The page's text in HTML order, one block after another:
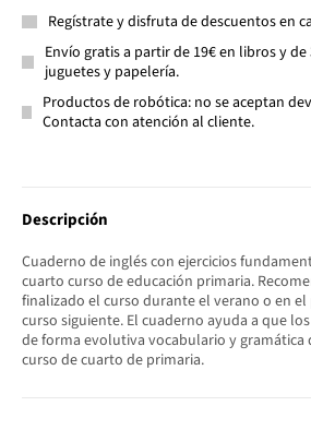
Regístrate y disfruta de descuentos en
Envío gratis a partir de 19€ en libros y
juguetes y papelería.
Productos de robótica: no se aceptan
Contacta con atención al cliente.
Descripción
Cuaderno de inglés con ejercicios
cuarto curso de educación primaria.
finalizado el curso durante el verano o en
curso siguiente. El cuaderno ayuda a que
de forma evolutiva vocabulario y gramática
curso de cuarto de primaria.